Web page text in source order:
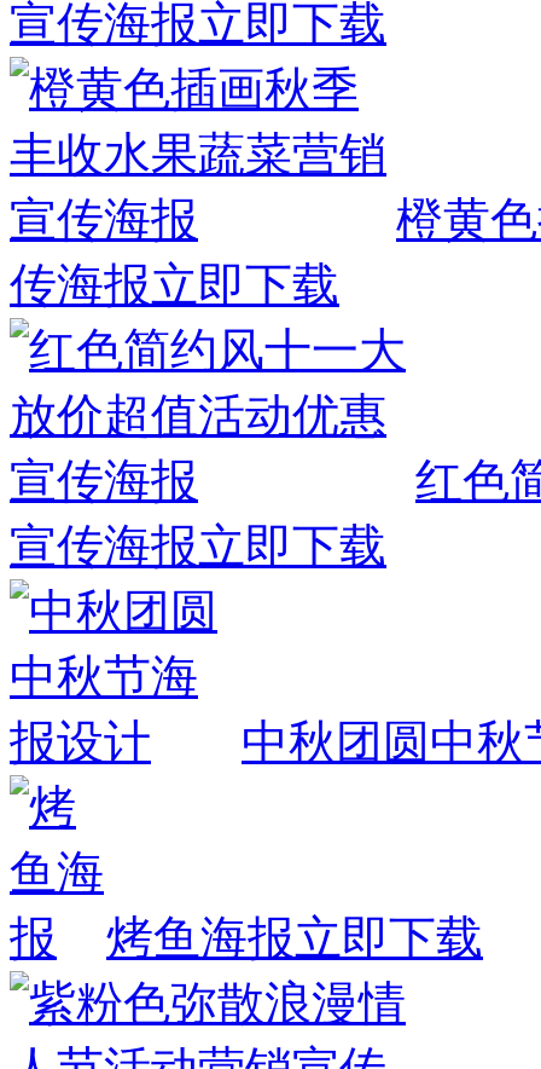
宣传海报立即下载
橙黄
传海报立即下载
红色
宣传海报立即下载
中秋团圆中秋
烤鱼海报立即下载